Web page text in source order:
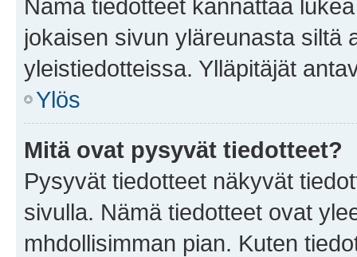
Nämä tiedotteet kannattaa
jokaisen sivun yläreunasta siltä
yleistiedotteissa. Ylläpitäjät
Ylös
Mitä ovat pysyvät tiedotteet?
Pysyvät tiedotteet näkyvät
sivulla. Nämä tiedotteet ovat
mhdollisimman pian. Kuten